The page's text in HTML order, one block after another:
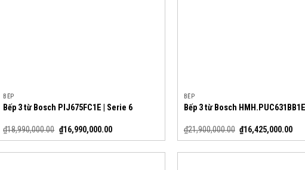
BẾP
Bếp 3 từ Bosch PIJ675FC1E | Serie 6
₫18,990,000.00 ₫16,990,000.00
BẾP
Bếp 3 từ Bosch
₫21,900,000.00 ₫16,425,000.00